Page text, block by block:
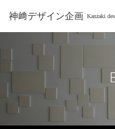
神﨑デザイン企画 Kanzaki